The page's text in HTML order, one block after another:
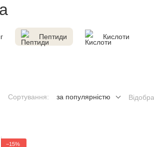
Пептиди Кислоти
Сортування: за популярністю
−15%